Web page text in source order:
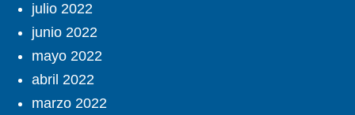
julio 2022
junio 2022
mayo 2022
abril 2022
marzo 2022